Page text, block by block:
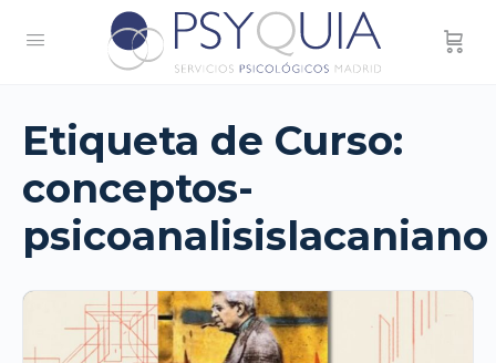
Etiqueta de Curso:
conceptos-
psicoanalisislacaniano